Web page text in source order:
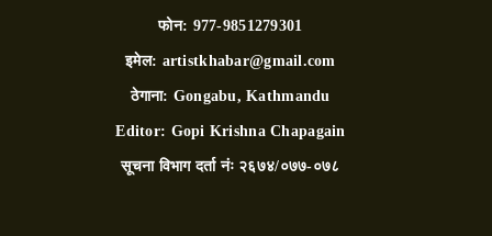
फोन: 977-9851279301
इमेल: artistkhabar@gmail.com
ठेगाना: Gongabu, Kathmandu
Editor: Gopi Krishna Chapagain
सूचना विभाग दर्ता नंः २६७४/०७७-०७८